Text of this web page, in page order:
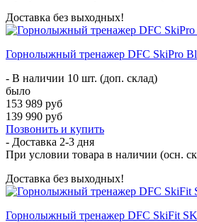
Доставка без выходных!
Горнолыжный тренажер DFC SkiPro
- В наличии 10 шт. (доп. склад)
было
153 989 руб
139 990 руб
Позвонить и купить
- Доставка 2-3 дня
При условии товара в наличии (осн.
Доставка без выходных!
Горнолыжный тренажер DFC SkiFit